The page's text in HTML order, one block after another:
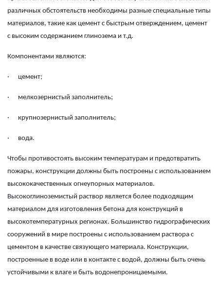
различных обстоятельств необходимы разные специальные типы
материалов, такие как цемент с быстрым отверждением, цемент
с высоким содержанием глинозема и т.д.
Компонентами являются:
· цемент;
· мелкозернистый заполнитель;
· крупнозернистый заполнитель;
· вода.
Чтобы противостоять высоким температурам и предотвратить
пожары, конструкции должны быть построены с использованием
высококачественных огнеупорных материалов.
Высокоглиноземистый раствор является более подходящим
материалом для изготовления бетона для конструкций в
высокотемпературных регионах. Большинство гидрографических
сооружений в мире построены с использованием раствора с
цементом в качестве связующего материала. Конструкции,
построенные в воде или в контакте с водой, должны быть очень
устойчивыми к влаге и быть водонепроницаемыми.